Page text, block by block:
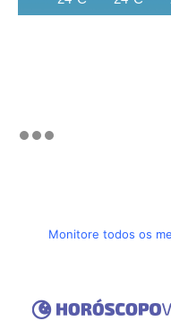
Monitore todos os